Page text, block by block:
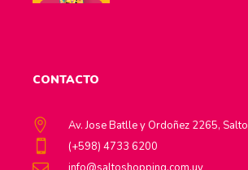
CONTACTO
Av. Jose Batlle y Ordoñez 2265, Salto
(+598) 4733 6200